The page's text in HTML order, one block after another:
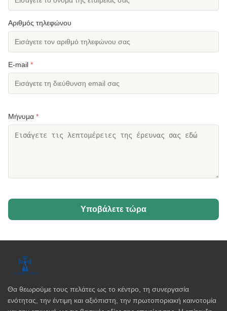
σύνδεση με μπουλόνι
,μονοπόλεμος από μεταλλικό κιβώτιο
Αριθμός τηλεφώνου
E-mail *
Μήνυμα *
Υποβάλετε τώρα
Θα θεωρούμε τους πελάτες ως το κέντρο, τη συνεργασία
ενότητας, την έντιμη και αξιόπιστη, την πρωτοποριακή καινοτομία